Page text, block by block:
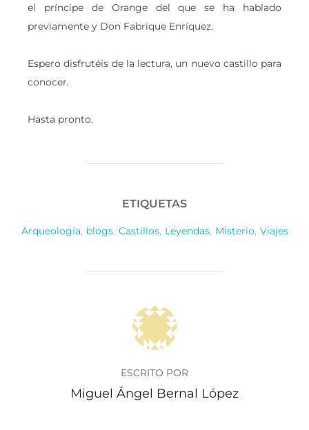
el príncipe de Orange del que se ha hablado
previamente y Don Fabrique Enríquez.
Espero disfrutéis de la lectura, un nuevo castillo para
conocer.
Hasta pronto.
ETIQUETAS
Arqueología, blogs, Castillos, Leyendas, Misterio, Viajes
AUTOR DE LA PUBLICACIÓN
ESCRITO POR
Miguel Ángel Bernal López